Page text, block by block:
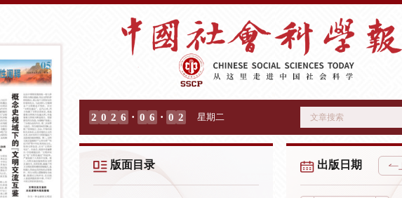
2 0 2 6 · 0 6 · 0 2 星期二
版面目录 出版日期